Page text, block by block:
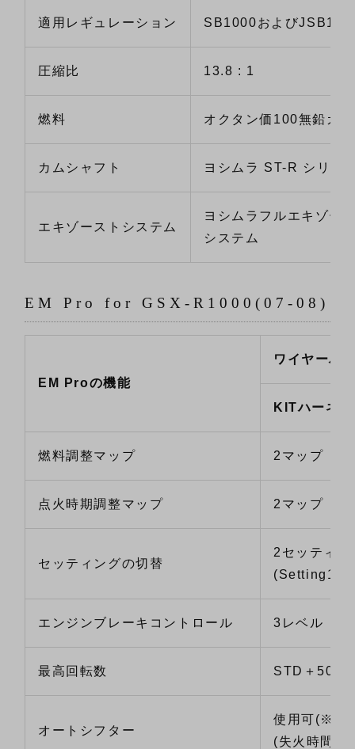
適用レギュレーション SB1000および
圧縮比 13.8 : 1
燃料 オクタン価100無鉛ガ
カムシャフト ヨシムラ ST-R シリー
エキゾーストシステム
ヨシムラフルエキゾー
システム
EM Pro for GSX-R1000(07-08)
EM Proの機能
ワイヤーハ
KITハーネ
燃料調整マップ 2マップ
点火時期調整マップ 2マップ
セッティングの切替
2セッティ
(Setting1/
エンジンブレーキコントロール 3レベル
最高回転数 STD＋
オートシフター
使用可(※3)
(失火時間の